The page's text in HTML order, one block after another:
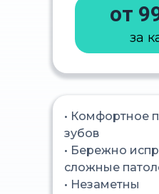
от
за
• Комфортное
зубов
• Бережно
сложные
• Незаметны